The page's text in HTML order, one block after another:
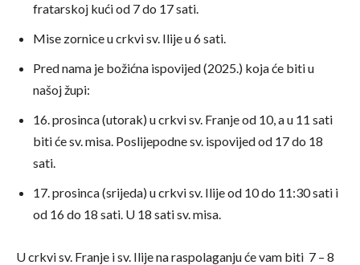
fratarskoj kući od 7 do 17 sati.
Mise zornice u crkvi sv. Ilije u 6 sati.
Pred nama je božićna ispovijed (2025.) koja će biti u
našoj župi:
16. prosinca (utorak) u crkvi sv. Franje od 10, a u 11 sati
biti će sv. misa. Poslijepodne sv. ispovijed od 17 do 18
sati.
17. prosinca (srijeda) u crkvi sv. Ilije od 10 do 11:30 sati i
od 16 do 18 sati. U 18 sati sv. misa.
U crkvi sv. Franje i sv. Ilije na raspolaganju će vam biti 7 – 8